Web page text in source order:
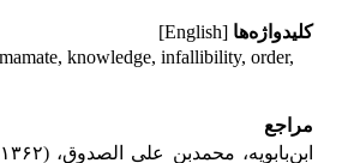
کلیدواژه‌ها [English]
knowledge, infallibility, order,
مراجع
ابن‌بابویه، محمدبن علی الصدوق، (۱۳۶۲ش)،